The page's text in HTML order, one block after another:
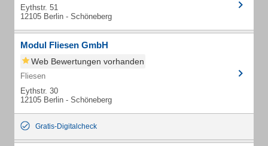
Eythstr. 51
12105 Berlin - Schöneberg
Modul Fliesen GmbH
Web Bewertungen vorhanden
Fliesen
Eythstr. 30
12105 Berlin - Schöneberg
Gratis-Digitalcheck